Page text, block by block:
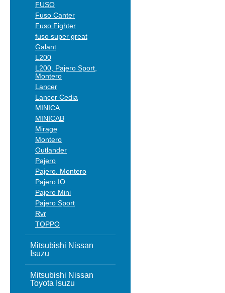
FUSO
Fuso Canter
Fuso Fighter
fuso super great
Galant
L200
L200, Pajero Sport,
Montero
Lancer
Lancer Cedia
MINICA
MINICAB
Mirage
Montero
Outlander
Pajero
Pajero. Montero
Pajero IO
Pajero Mini
Pajero Sport
Rvr
TOPPO
Mitsubishi Nissan
Isuzu
Mitsubishi Nissan
Toyota Isuzu